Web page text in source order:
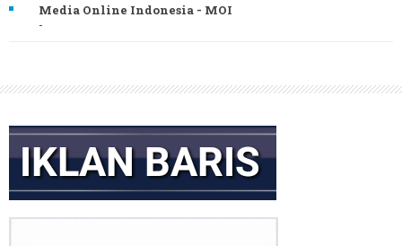
Media Online Indonesia - MOI
-